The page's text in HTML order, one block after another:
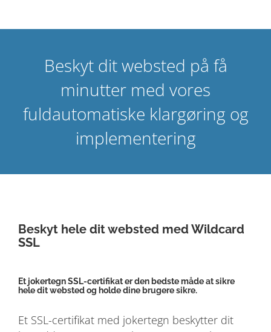
Beskyt dit websted på få
minutter med vores
fuldautomatiske klargøring og
implementering
Beskyt hele dit websted med Wildcard
SSL
Et jokertegn SSL-certifikat er den bedste måde at sikre
hele dit websted og holde dine brugere sikre.
Et SSL-certifikat med jokertegn beskytter dit